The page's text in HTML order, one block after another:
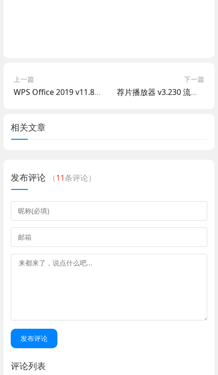
上一篇
WPS Office 2019 v11.8.2.10229 博湖县政府专用版
下一篇
荐片播放器 v3.230 流畅高画质 支持PC+iOS+安卓
相关文章
发布评论 （11条评论）
发布评论
评论列表